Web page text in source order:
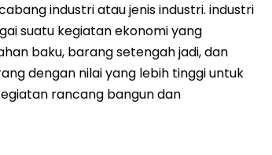
industri atau jenis industri. industri
suatu kegiatan ekonomi yang
baku, barang setengah jadi, dan
dengan nilai yang lebih tinggi untuk
rancang bangun dan